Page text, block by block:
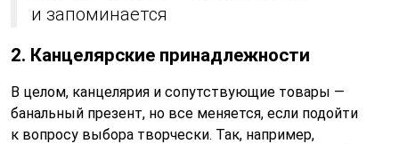
и запоминается
2. Канцелярские принадлежности
В целом, канцелярия и сопутствующие товары —
банальный презент, но все меняется, если подойти
к вопросу выбора творчески. Так, например,